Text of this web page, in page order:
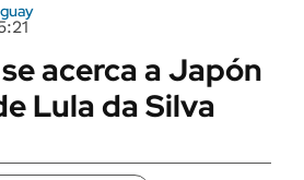
acerca a Japón
Lula da Silva